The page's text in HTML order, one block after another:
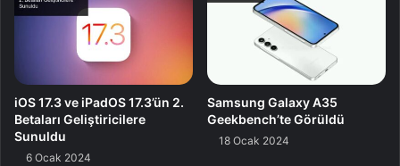
iOS 17.3 ve iPadOS 17.3’ün 2.
Betaları Geliştiricilere
Sunuldu
6 Ocak 2024
Samsung Galaxy A35
Geekbench’te Görüldü
18 Ocak 2024